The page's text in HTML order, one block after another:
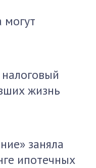
могут
жизнь
заняла
ипотечных